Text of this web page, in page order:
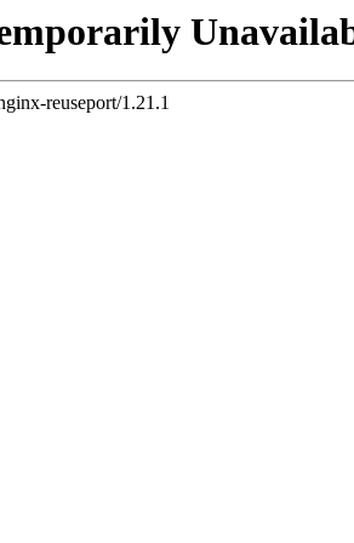
reuseport/1.21.1